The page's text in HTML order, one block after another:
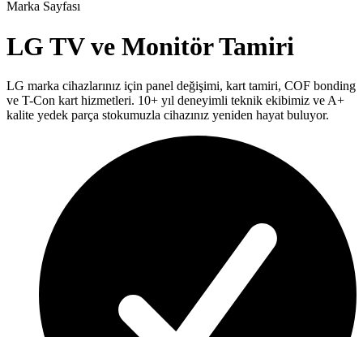
Marka Sayfası
LG TV ve Monitör Tamiri
LG marka cihazlarınız için panel değişimi, kart tamiri, COF bonding
ve T-Con kart hizmetleri. 10+ yıl deneyimli teknik ekibimiz ve A+
kalite yedek parça stokumuzla cihazınız yeniden hayat buluyor.